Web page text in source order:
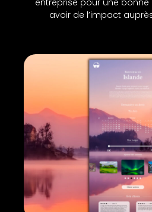
entreprise pour une
avoir de l’impact